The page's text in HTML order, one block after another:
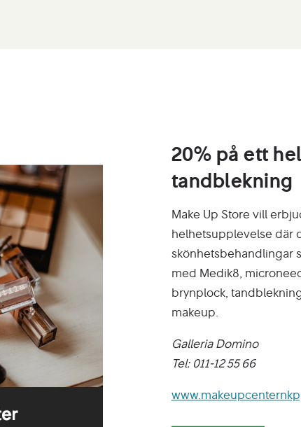
20% på ett
tandblekning
Make Up Store vill
helhetsupplevelse där
skönhetsbehandlingar
med Medik8,
brynplock,
makeup.
Galleria Domino
Tel: 011-12 55 66